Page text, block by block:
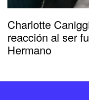
Charlotte
reacción al ser
Hermano